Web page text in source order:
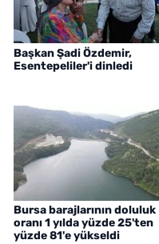
Başkan Şadi Özdemir,
Esentepeliler'i dinledi
Bursa barajlarının doluluk
oranı 1 yılda yüzde 25'ten
yüzde 81'e yükseldi